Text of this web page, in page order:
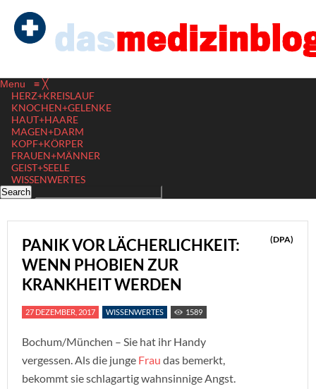
Menu ≡ ╳
HERZ+KREISLAUF
KNOCHEN+GELENKE
HAUT+HAARE
MAGEN+DARM
KOPF+KÖRPER
FRAUEN+MÄNNER
GEIST+SEELE
WISSENWERTES
PANIK VOR LÄCHERLICHKEIT:
WENN PHOBIEN ZUR
KRANKHEIT WERDEN
(DPA)
27 DEZEMBER, 2017 WISSENWERTES 1589
Bochum/München – Sie hat ihr Handy
vergessen. Als die junge Frau das bemerkt,
bekommt sie schlagartig wahnsinnige Angst.